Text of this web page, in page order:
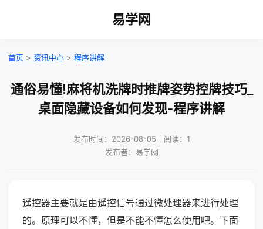
易学网
首页 > 资讯中心 > 程序讲解
通俗易懂!麻将机洗牌时推牌姿势控牌技巧_
桌面隐藏设备如何发现-程序讲解
发布时间：2026-08-05｜阅读：1
发布者：易学网
遥控器主要就是由遥控信号通过微处理器来进行处理
的。原理可以不懂，但是不能不懂怎么使用吧。下面